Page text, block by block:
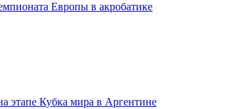
Европы в акробатике
этапе Кубка мира в Аргентине